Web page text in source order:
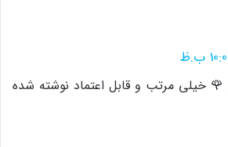
🌹 خیلی مرتب و قابل اعتماد نوشته شده